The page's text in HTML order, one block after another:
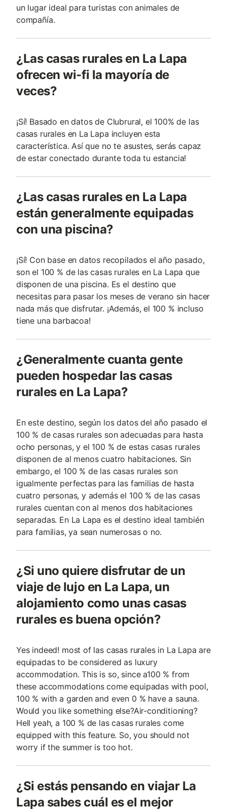
un lugar ideal para turistas con animales de
compañía.
¿Las casas rurales en La Lapa
ofrecen wi-fi la mayoría de
veces?
¡Sí! Basado en datos de Clubrural, el 100% de las
casas rurales en La Lapa incluyen esta
característica. Así que no te asustes, serás capaz
de estar conectado durante toda tu estancia!
¿Las casas rurales en La Lapa
están generalmente equipadas
con una piscina?
¡Sí! Con base en datos recopilados el año pasado,
son el 100 % de las casas rurales en La Lapa que
disponen de una piscina. Es el destino que
necesitas para pasar los meses de verano sin hacer
nada más que disfrutar. ¡Además, el 100 % incluso
tiene una barbacoa!
¿Generalmente cuanta gente
pueden hospedar las casas
rurales en La Lapa?
En este destino, según los datos del año pasado el
100 % de casas rurales son adecuadas para hasta
ocho personas, y el 100 % de estas casas rurales
disponen de al menos cuatro habitaciones. Sin
embargo, el 100 % de las casas rurales son
igualmente perfectas para las familias de hasta
cuatro personas, y además el 100 % de las casas
rurales cuentan con al menos dos habitaciones
separadas. En La Lapa es el destino ideal también
para familias, ya sean numerosas o no.
¿Si uno quiere disfrutar de un
viaje de lujo en La Lapa, un
alojamiento como unas casas
rurales es buena opción?
Yes indeed! most of las casas rurales in La Lapa are
equipadas to be considered as luxury
accommodation. This is so, since a100 % from
these accommodations come equipadas with pool,
100 % with a garden and even 0 % have a sauna.
Would you like something else?Air-conditioning?
Hell yeah, a 100 % de las casas rurales come
equipped with this feature. So, you should not
worry if the summer is too hot.
¿Si estás pensando en viajar La
Lapa sabes cuál es el mejor